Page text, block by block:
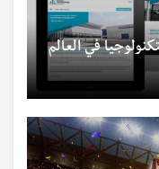
في العالم